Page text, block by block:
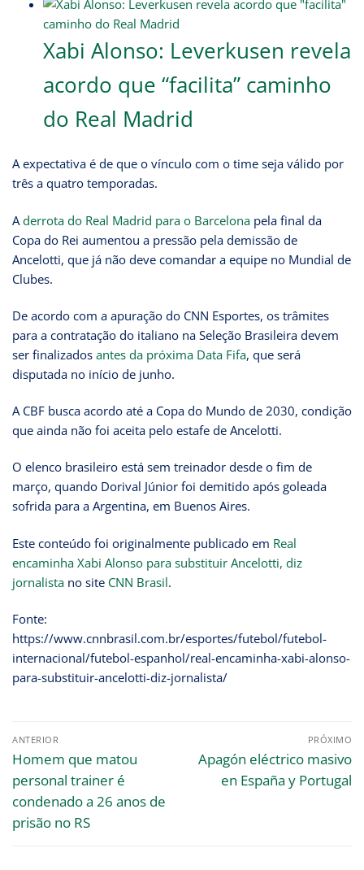
Xabi Alonso: Leverkusen revela
acordo que “facilita” caminho
do Real Madrid
A expectativa é de que o vínculo com o time seja válido por
três a quatro temporadas.
A derrota do Real Madrid para o Barcelona pela final da
Copa do Rei aumentou a pressão pela demissão de
Ancelotti, que já não deve comandar a equipe no Mundial de
Clubes.
De acordo com a apuração do CNN Esportes, os trâmites
para a contratação do italiano na Seleção Brasileira devem
ser finalizados antes da próxima Data Fifa, que será
disputada no início de junho.
A CBF busca acordo até a Copa do Mundo de 2030, condição
que ainda não foi aceita pelo estafe de Ancelotti.
O elenco brasileiro está sem treinador desde o fim de
março, quando Dorival Júnior foi demitido após goleada
sofrida para a Argentina, em Buenos Aires.
Este conteúdo foi originalmente publicado em Real
encaminha Xabi Alonso para substituir Ancelotti, diz
jornalista no site CNN Brasil.
Fonte:
https://www.cnnbrasil.com.br/esportes/futebol/futebol-
internacional/futebol-espanhol/real-encaminha-xabi-alonso-
para-substituir-ancelotti-diz-jornalista/
ANTERIOR
Homem que matou
personal trainer é
condenado a 26 anos de
prisão no RS
PRÓXIMO
Apagón eléctrico masivo
en España y Portugal